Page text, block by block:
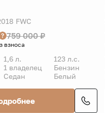
FWC
759 000 ₽
взноса
1,6 л.
123 л.с.
1 владелец
Бензин
Седан
Белый